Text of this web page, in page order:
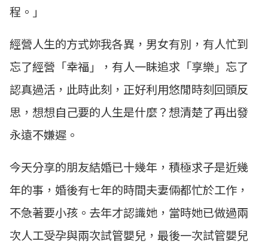
程。」
經營人生的方式妳我各異，男女有別，有人忙到
忘了經營「幸福」，有人一眛追求「享樂」忘了
認真過活，此時此刻，正好利用悠閒時刻回頭反
思，想想自己要的人生是什麼？想清楚了再出發
永遠不嫌遲。
今天分享的朋友結婚已十幾年，積極求子是近幾
年的事，婚後有七年的時間夫妻倆都忙於工作，
不急著要小孩。去年才認識她，當時她已做過兩
次人工受孕與兩次試管嬰兒，最後一次試管嬰兒